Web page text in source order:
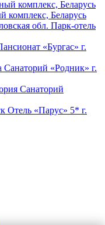
комплекс, Беларусь
Парк-отель
«Бургас» г.
Санаторий «Родник» г.
Санаторий
Отель «Парус» 5* г.